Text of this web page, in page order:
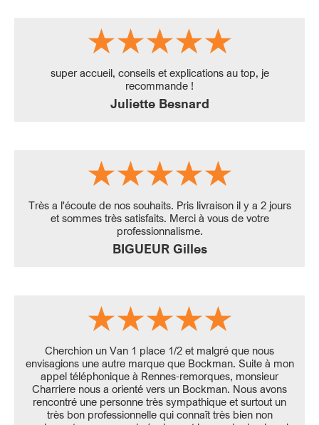
super accueil, conseils et explications au top, je
recommande !
Juliette Besnard
Très a l'écoute de nos souhaits. Pris livraison il y a 2 jours
et sommes très satisfaits. Merci à vous de votre
professionnalisme.
BIGUEUR Gilles
Cherchion un Van 1 place 1/2 et malgré que nous
envisagions une autre marque que Bockman. Suite à mon
appel téléphonique à Rennes-remorques, monsieur
Charriere nous a orienté vers un Bockman. Nous avons
rencontré une personne très sympathique et surtout un
très bon professionnelle qui connaît très bien non